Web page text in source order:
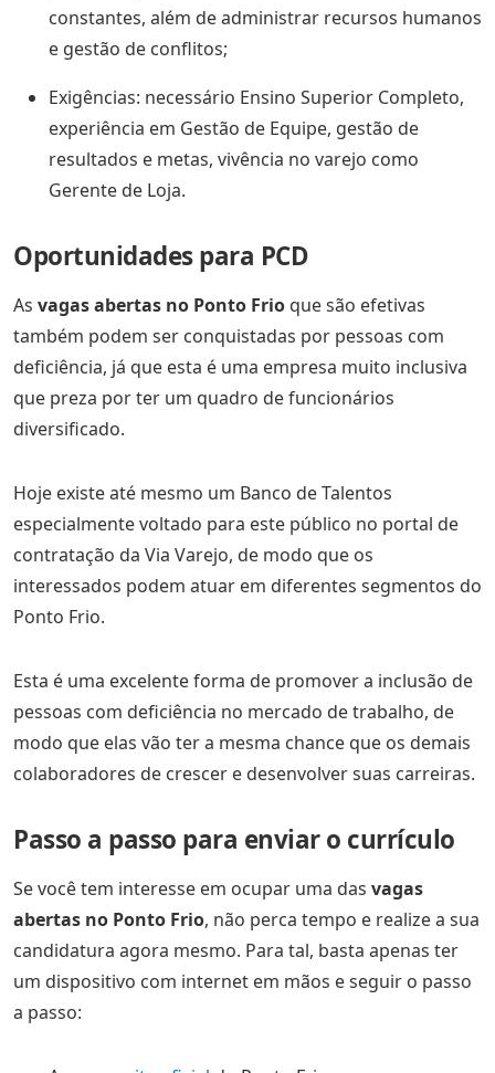
constantes, além de administrar recursos humanos
e gestão de conflitos;
Exigências: necessário Ensino Superior Completo,
experiência em Gestão de Equipe, gestão de
resultados e metas, vivência no varejo como
Gerente de Loja.
Oportunidades para PCD
As vagas abertas no Ponto Frio que são efetivas
também podem ser conquistadas por pessoas com
deficiência, já que esta é uma empresa muito inclusiva
que preza por ter um quadro de funcionários
diversificado.
Hoje existe até mesmo um Banco de Talentos
especialmente voltado para este público no portal de
contratação da Via Varejo, de modo que os
interessados podem atuar em diferentes segmentos do
Ponto Frio.
Esta é uma excelente forma de promover a inclusão de
pessoas com deficiência no mercado de trabalho, de
modo que elas vão ter a mesma chance que os demais
colaboradores de crescer e desenvolver suas carreiras.
Passo a passo para enviar o currículo
Se você tem interesse em ocupar uma das vagas
abertas no Ponto Frio, não perca tempo e realize a sua
candidatura agora mesmo. Para tal, basta apenas ter
um dispositivo com internet em mãos e seguir o passo
a passo: